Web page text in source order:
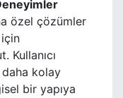
özel çözümler
Kullanıcı
daha kolay
bir yapıya